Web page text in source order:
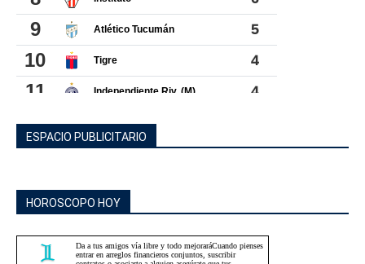
ESPACIO PUBLICITARIO
HOROSCOPO HOY